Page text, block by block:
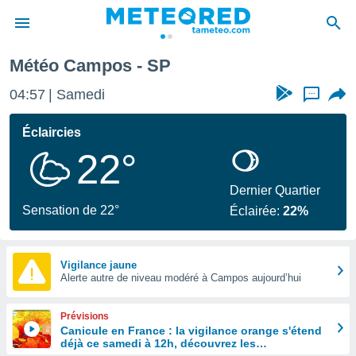
de
Météo Campos - SP
04:57 Samedi ...
Éclaircies
22°
Sensation de 22°
Dernier Quartier
Éclairée:22%
Vigilance jaune
Alerte autre de niveau modéré à Campos aujourd’hui
Prévisions
Canicule en France : la vigilance orange s'étend
déjà ce samedi à 12h, découvrez les